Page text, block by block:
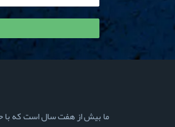
ما بیش از هفت سال است که با